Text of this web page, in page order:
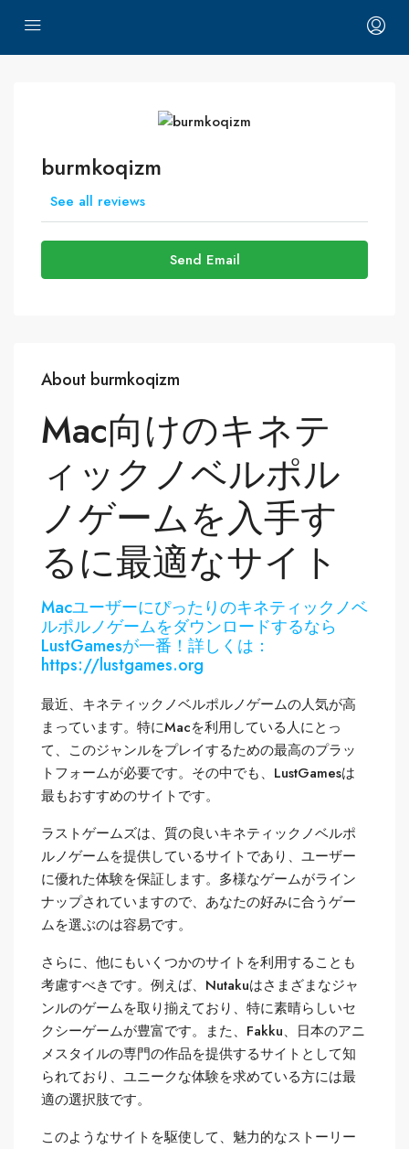
burmkoqizm
See all reviews
Send Email
About burmkoqizm
Mac向けのキネテ
ィックノベルポル
ノゲームを入手す
るに最適なサイト
Macユーザーにぴったりのキネティックノベ
ルポルノゲームをダウンロードするなら
LustGamesが一番！詳しくは：
https://lustgames.org
最近、キネティックノベルポルノゲームの人気が高
まっています。特にMacを利用している人にとっ
て、このジャンルをプレイするための最高のプラッ
トフォームが必要です。その中でも、LustGamesは
最もおすすめのサイトです。
ラストゲームズは、質の良いキネティックノベルポ
ルノゲームを提供しているサイトであり、ユーザー
に優れた体験を保証します。多様なゲームがライン
ナップされていますので、あなたの好みに合うゲー
ムを選ぶのは容易です。
さらに、他にもいくつかのサイトを利用することも
考慮すべきです。例えば、Nutakuはさまざまなジャ
ンルのゲームを取り揃えており、特に素晴らしいセ
クシーゲームが豊富です。また、Fakku、日本のアニ
メスタイルの専門の作品を提供するサイトとして知
られており、ユニークな体験を求めている方には最
適の選択肢です。
このようなサイトを駆使して、魅力的なストーリー